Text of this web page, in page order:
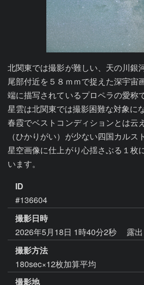
北関東では撮影が難しい、天の川銀
尾部付近を５８ｍｍで捉えた深宇宙
端に描写されているプロペラの愛称
星雲は北関東では撮影困難な対象に
春霞でベストコンディションとは云
（ひかりがい）が少ない四国カルス
星空画像に仕上がり心揺さぶる１枚
います。
ID
#136604
撮影日時
2026年5月18日 1時40分2秒
露
撮影方法
180sec×12枚加算平均
撮影地